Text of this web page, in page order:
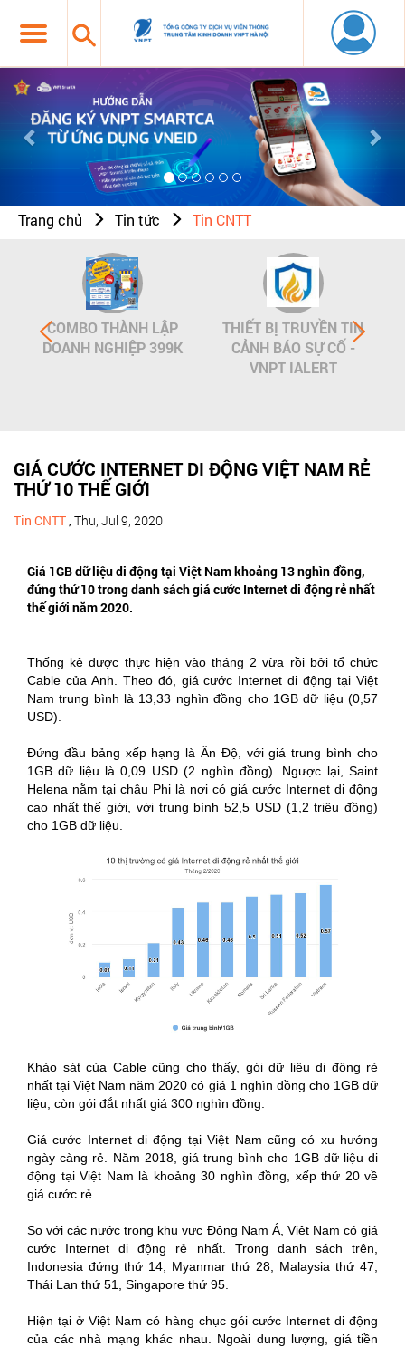
Previous
Trang chủ Tin tức Tin CNTT
COMBO THÀNH LẬP
DOANH NGHIỆP 399K
THIẾT BỊ TRUYỀN TIN
CẢNH BÁO SỰ CỐ -
VNPT IALERT
GIÁ CƯỚC INTERNET DI ĐỘNG VIỆT NAM RẺ
THỨ 10 THẾ GIỚI
Tin CNTT,Thu, Jul 9, 2020
Giá 1GB dữ liệu di động tại Việt Nam khoảng 13 nghìn đồng,
đứng thứ 10 trong danh sách giá cước Internet di động rẻ nhất
thế giới năm 2020.
Thống kê được thực hiện vào tháng 2 vừa rồi bởi tổ chức
Cable của Anh. Theo đó, giá cước Internet di động tại Việt
Nam trung bình là 13,33 nghìn đồng cho 1GB dữ liệu (0,57
USD).
Đứng đầu bảng xếp hạng là Ấn Độ, với giá trung bình cho
1GB dữ liệu là 0,09 USD (2 nghìn đồng). Ngược lại, Saint
Helena nằm tại châu Phi là nơi có giá cước Internet di động
cao nhất thế giới, với trung bình 52,5 USD (1,2 triệu đồng)
cho 1GB dữ liệu.
Khảo sát của Cable cũng cho thấy, gói dữ liệu di động rẻ
nhất tại Việt Nam năm 2020 có giá 1 nghìn đồng cho 1GB dữ
liệu, còn gói đắt nhất giá 300 nghìn đồng.
Giá cước Internet di động tại Việt Nam cũng có xu hướng
ngày càng rẻ. Năm 2018, giá trung bình cho 1GB dữ liệu di
động tại Việt Nam là khoảng 30 nghìn đồng, xếp thứ 20 về
giá cước rẻ.
So với các nước trong khu vực Đông Nam Á, Việt Nam có giá
cước Internet di động rẻ nhất. Trong danh sách trên,
Indonesia đứng thứ 14, Myanmar thứ 28, Malaysia thứ 47,
Thái Lan thứ 51, Singapore thứ 95.
Hiện tại ở Việt Nam có hàng chục gói cước Internet di động
của các nhà mạng khác nhau. Ngoài dung lượng, giá tiền